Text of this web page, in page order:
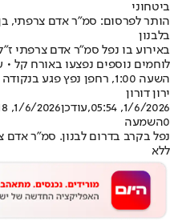
ביטחוני
בלבנון
באירוע בו נפל סמ"ר אדם צרפתי
לוחמים נוספים נפצעו באורח קל
השעה 1:00, רחפן נפץ פגע בנקודה בה פעלו הכוחות
ירון דורון
1/6/2026, 05:54
,עודכן1/6/2026, 08:18
0השמעה
ללא